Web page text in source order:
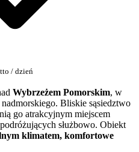
/ dzień
Wybrzeżem Pomorskim, w
Bliskie sąsiedztwo
go atrakcyjnym miejscem
służbowo. Obiekt
klimatem, komfortowe